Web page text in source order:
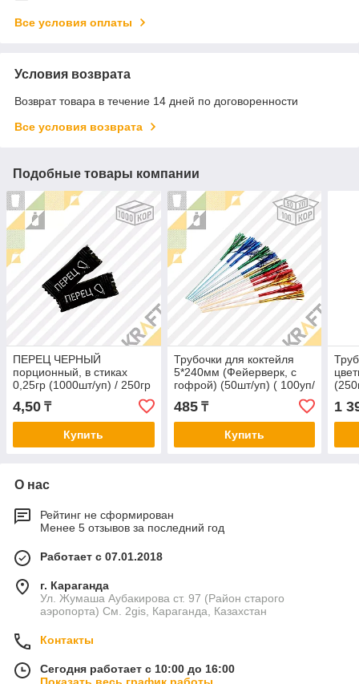
Все условия оплаты
Условия возврата
Возврат товара в течение 14 дней по договоренности
Все условия возврата
Подобные товары компании
ПЕРЕЦ ЧЕРНЫЙ
порционный, в стиках
0,25гр (1000шт/уп) / 250гр
4,50 ₸
Купить
Трубочки для коктейля
5*240мм (Фейерверк, с
гофрой) (50шт/уп) ( 100уп/
485₸
Купить
1
О нас
Рейтинг не сформирован
Менее 5 отзывов за последний год
Работает с 07.01.2018
г. Караганда
Ул. Жумаша Аубакирова ст. 97 (Район старого
аэропорта) См. 2gis, Караганда, Казахстан
Контакты
Сегодня работает с 10:00 до 16:00